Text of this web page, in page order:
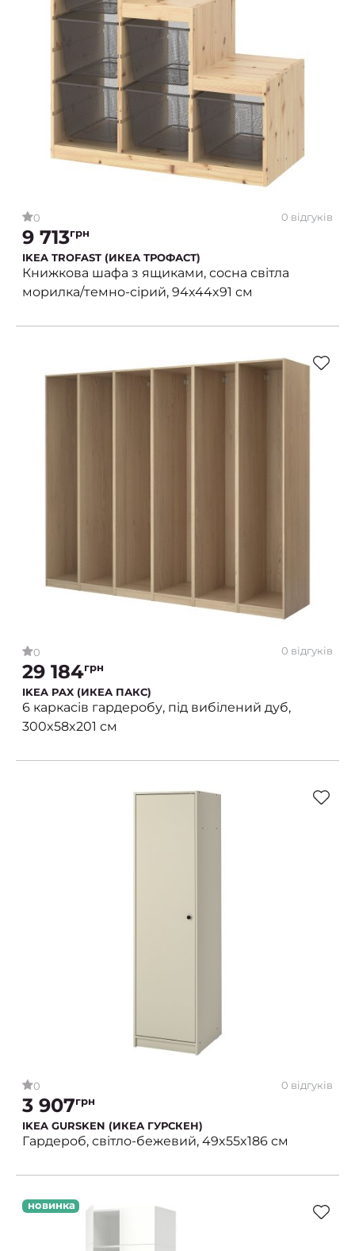
0 0 відгуків
9 713грн
IKEA TROFAST (ИКЕА ТРОФАСТ)
Книжкова шафа з ящиками, сосна світла
морилка/темно-сірий, 94x44x91 см
0 0 відгуків
29 184грн
IKEA PAX (ИКЕА ПАКС)
6 каркасів гардеробу, під вибілений дуб,
300x58x201 см
0 0 відгуків
3 907грн
IKEA GURSKEN (ИКЕА ГУРСКЕН)
Гардероб, світло-бежевий, 49x55x186 см
новинка